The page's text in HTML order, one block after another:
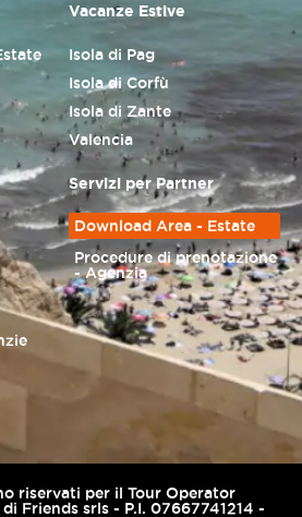
Vacanze Estive
Isola di Pag
Isola di Corfù
Isola di Zante
Valencia
Servizi per Partner
Download Area - Estate
Procedure di prenotazione
- Agenzia
riservati per il Tour Operator
Friends srls - P.I. 07667741214 -